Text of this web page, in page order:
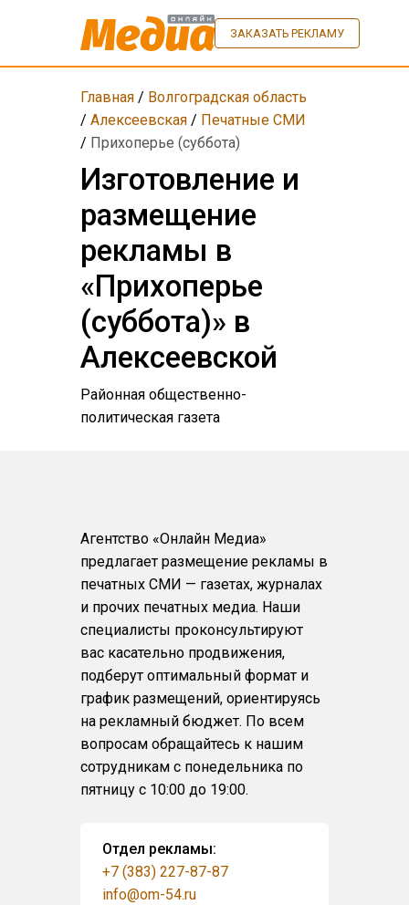
ЗАКАЗАТЬ РЕКЛАМУ
Главная/ Волгоградская область
/ Алексеевская/ Печатные СМИ
/ Прихоперье (суббота)
Изготовление и
размещение
рекламы в
«Прихоперье
(суббота)» в
Алексеевской
Районная общественно-
политическая газета
Агентство «Онлайн Медиа»
предлагает размещение рекламы в
печатных СМИ — газетах, журналах
и прочих печатных медиа. Наши
специалисты проконсультируют
вас касательно продвижения,
подберут оптимальный формат и
график размещений, ориентируясь
на рекламный бюджет. По всем
вопросам обращайтесь к нашим
сотрудникам с понедельника по
пятницу с 10:00 до 19:00.
Отдел рекламы:
+7 (383) 227-87-87
info@om-54.ru